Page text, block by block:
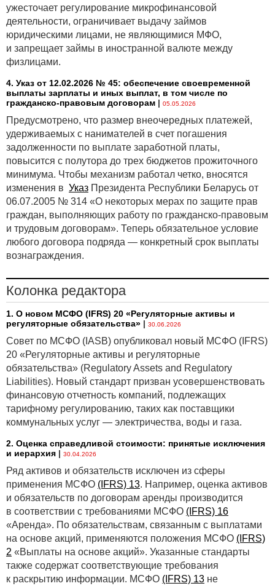
ужесточает регулирование микрофинансовой
деятельности, ограничивает выдачу займов
юридическими лицами, не являющимися МФО,
и запрещает займы в иностранной валюте между
физлицами.
4. Указ от 12.02.2026 № 45: обеспечение своевременной
выплаты зарплаты и иных выплат, в том числе по
гражданско-правовым договорам | 05.05.2026
Предусмотрено, что размер внеочередных платежей,
удерживаемых с нанимателей в счет погашения
задолженности по выплате заработной платы,
повысится с полутора до трех бюджетов прожиточного
минимума. Чтобы механизм работал четко, вносятся
изменения в Указ Президента Республики Беларусь от
06.07.2005 № 314 «О некоторых мерах по защите прав
граждан, выполняющих работу по гражданско-правовым
и трудовым договорам». Теперь обязательное условие
любого договора подряда — конкретный срок выплаты
вознаграждения.
Колонка редактора
1. О новом МСФО (IFRS) 20 «Регуляторные активы и
регуляторные обязательства» | 30.06.2026
Совет по МСФО (IASB) опубликовал новый МСФО (IFRS)
20 «Регуляторные активы и регуляторные
обязательства» (Regulatory Assets and Regulatory
Liabilities). Новый стандарт призван усовершенствовать
финансовую отчетность компаний, подлежащих
тарифному регулированию, таких как поставщики
коммунальных услуг — электричества, воды и газа.
2. Оценка справедливой стоимости: принятые исключения
и иерархия | 30.04.2026
Ряд активов и обязательств исключен из сферы
применения МСФО (IFRS) 13. Например, оценка активов
и обязательств по договорам аренды производится
в соответствии с требованиями МСФО (IFRS) 16
«Аренда». По обязательствам, связанным с выплатами
на основе акций, применяются положения МСФО (IFRS)
2 «Выплаты на основе акций». Указанные стандарты
также содержат соответствующие требования
к раскрытию информации. МСФО (IFRS) 13 не